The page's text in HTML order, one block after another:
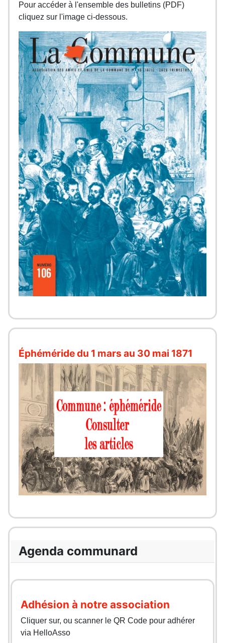
Pour accéder à l'ensemble des bulletins (PDF)
cliquez sur l'image ci-dessous.
Éphéméride du 1 mars au 30 mai 1871
Agenda communard
Adhésion à notre association
Cliquer sur, ou scanner le QR Code pour adhérer
via HelloAsso